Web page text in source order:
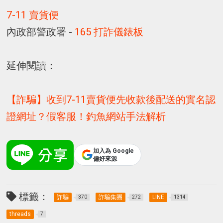
7-11 賣貨便
內政部警政署 - 165 打詐儀錶板
延伸閱讀：
【詐騙】收到7-11賣貨便先收款後配送的實名認
證網址？假客服！釣魚網站手法解析
加入為 Google
偏好來源
標籤： 詐騙 370 詐騙集團 272 LINE 1314
threads 7